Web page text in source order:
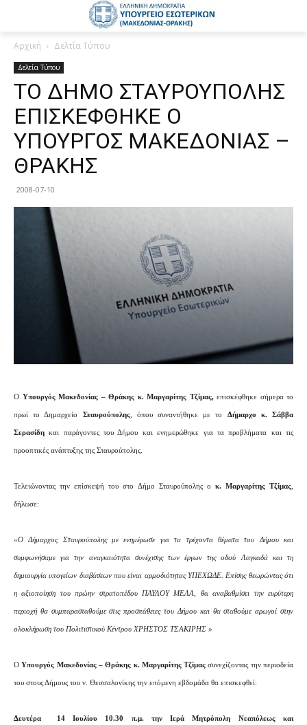
Αρχική Δελτία Τύπου
Δελτία Τύπου
ΤΟ ΔΗΜΟ ΣΤΑΥΡΟΥΠΟΛΗΣ
ΕΠΙΣΚΕΦΘΗΚΕ Ο
ΥΠΟΥΡΓΟΣ ΜΑΚΕΔΟΝΙΑΣ –
ΘΡΑΚΗΣ
2008-07-10
O Υπουργός Μακεδονίας – Θράκης κ. Μαργαρίτης Τζίμας, επισκέφθηκε σήμερα το
πρωί το Δημαρχείο Σταυρούπολης, όπου συναντήθηκε με το Δήμαρχο κ. Σάββα
Σερασίδη και παράγοντες του Δήμου και ενημερώθηκε για τα προβλήματα και τις
προοπτικές ανάπτυξης της Σταυρούπολης.
Τελειώνοντας την επίσκεψή του στο Δήμο Σταυρούπολης ο κ. Μαργαρίτης Τζίμας,
δήλωσε:
«Ο Δήμαρχος Σταυρούπολης με ενημέρωσε για τα τρέχοντα θέματα του Δήμου και
συμφωνήσαμε για την αναγκαιότητα συνέχισης των έργων της οδού Λαγκαδά και τη
δημιουργία υπογείων διαβάσεων που είναι αρμοδιότητας ΥΠΕΧΩΔΕ. Επίσης θεωρώντας ότι
η αξιοποίηση του πρώην στρατοπέδου ΠΑΥΛΟΥ ΜΕΛΑ, θα αναβαθμίσει την ευρύτερη
περιοχή θα συμπαρασταθούμε στις προσπάθειες του Δήμου και θα σταθούμε αρωγοί στην
ολοκλήρωση του Πολιτιστικού Κέντρου ΧΡΗΣΤΟΣ ΤΣΑΚΙΡΗΣ »
Ο Υπουργός Μακεδονίας – Θράκης κ. Μαργαρίτης Τζίμας συνεχίζοντας την περιοδεία
του στους Δήμους του ν. Θεσσαλονίκης την επόμενη εβδομάδα θα επισκεφθεί:
Δευτέρα 14 Ιουλίου 10.30 π.μ. την Ιερά Μητρόπολη Νεαπόλεως και